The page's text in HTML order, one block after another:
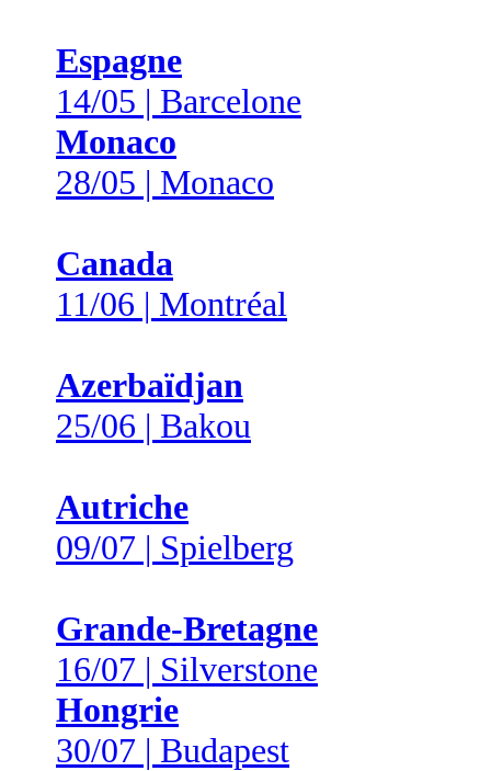
Espagne
14/05 | Barcelone
Monaco
28/05 | Monaco
Canada
11/06 | Montréal
Azerbaïdjan
25/06 | Bakou
Autriche
09/07 | Spielberg
Grande-Bretagne
16/07 | Silverstone
Hongrie
30/07 | Budapest